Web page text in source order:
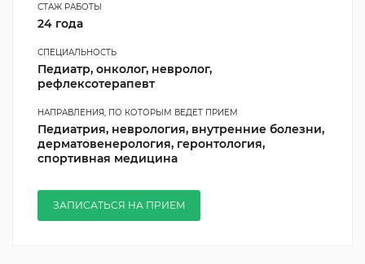
СТАЖ РАБОТЫ
24 года
СПЕЦИАЛЬНОСТЬ
Педиатр, онколог, невролог,
рефлексотерапевт
НАПРАВЛЕНИЯ, ПО КОТОРЫМ ВЕДЕТ ПРИЕМ
Педиатрия, неврология, внутренние болезни,
дерматовенерология, геронтология,
спортивная медицина
ЗАПИСАТЬСЯ НА ПРИЕМ